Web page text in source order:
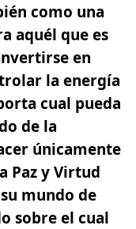
como una
aquél que es
en
la energía
cual pueda
de la
únicamente
Paz y Virtud
mundo de
sobre el cual